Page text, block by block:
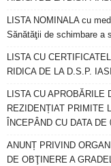
LISTA NOMINALA cu
Sănătăţii de schimbare a
LISTA CU
RIDICA DE LA D.S.P. IASI
LISTA CU APROBĂRILE
REZIDENȚIAT PRIMITE
ÎNCEPÂND CU DATA DE
ANUNȚ PRIVIND
DE OBŢINERE A